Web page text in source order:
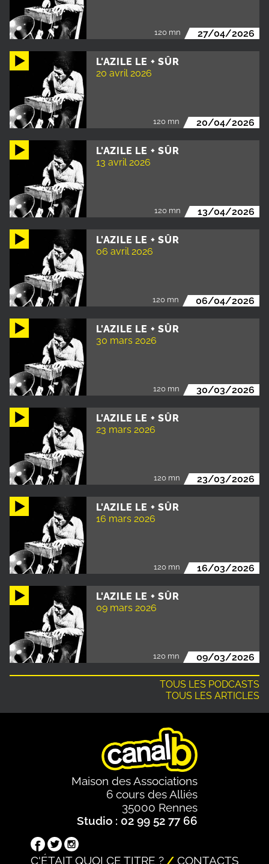
120 mn 27/04/2026
L'AZILE LE + SÛR
20 avril 2026
120 mn 20/04/2026
L'AZILE LE + SÛR
13 avril 2026
120 mn 13/04/2026
L'AZILE LE + SÛR
06 avril 2026
120 mn 06/04/2026
L'AZILE LE + SÛR
30 mars 2026
120 mn 30/03/2026
L'AZILE LE + SÛR
23 mars 2026
120 mn 23/03/2026
L'AZILE LE + SÛR
16 mars 2026
120 mn 16/03/2026
L'AZILE LE + SÛR
09 mars 2026
120 mn 09/03/2026
TOUS LES PODCASTS
TOUS LES ARTICLES
Maison des Associations
6 cours des Alliés
35000 Rennes
Studio : 02 99 52 77 66
C'ÉTAIT QUOI CE TITRE ? CONTACTS